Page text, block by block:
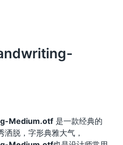
Medium.otf 是一款经典的
脱，字形典雅大气，